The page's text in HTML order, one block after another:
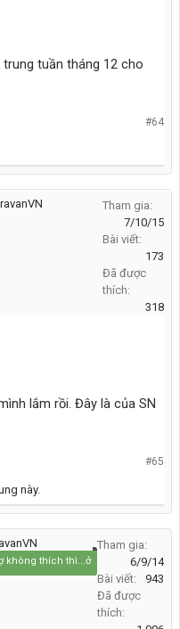
tuần tháng 12 cho
#64
Tham gia:
7/10/15
Bài viết:
173
Đã được
thích:
318
lắm rồi. Đây là của SN
#65
này.
thích thì...ở nhà :)
Tham gia:
6/9/14
Bài viết:
943
Đã được
thích: